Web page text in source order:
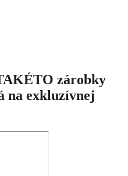
zárobky
na exkluzívnej